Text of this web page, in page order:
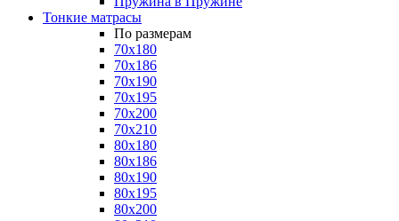
Тонкие матрасы
По размерам
70x180
70x186
70x190
70x195
70x200
70x210
80x180
80x186
80x190
80x195
80x200